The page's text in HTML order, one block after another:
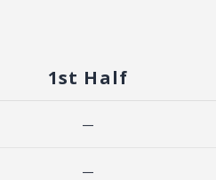
1st Half
—
—